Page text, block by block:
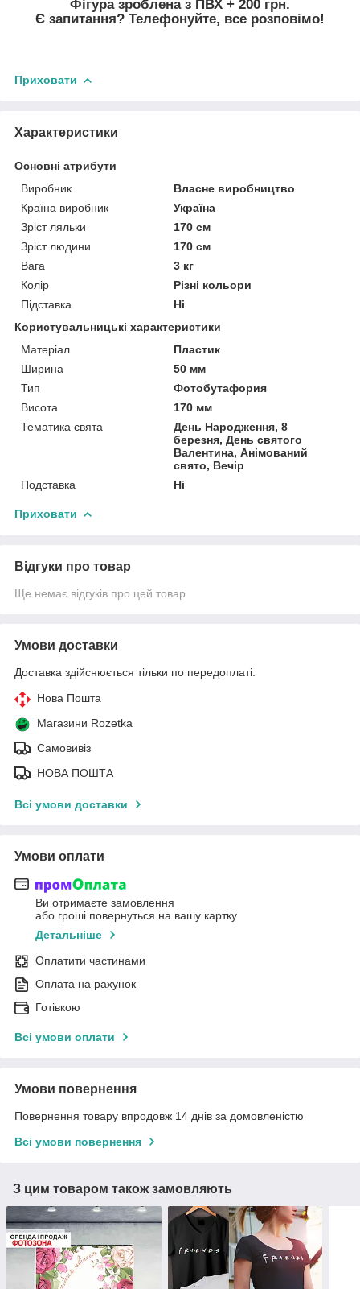
Фігура зроблена з ПВХ + 200 грн.
Є запитання? Телефонуйте, все розповімо!
Приховати
Характеристики
Основні атрибути
Виробник
Власне виробництво
Країна виробник
Україна
Зріст ляльки
170 см
Зріст людини
170 см
Вага
3 кг
Колір
Різні кольори
Підставка
Ні
Користувальницькі характеристики
Матеріал
Пластик
Ширина
50 мм
Тип
Фотобутафория
Висота
170 мм
Тематика свята
День Народження, 8
березня, День святого
Валентина, Анімований
свято, Вечір
Подставка
Ні
Приховати
Відгуки про товар
Ще немає відгуків про цей товар
Умови доставки
Доставка здійснюється тільки по передоплаті.
Нова Пошта
Магазини Rozetka
Самовивіз
НОВА ПОШТА
Всі умови доставки
Умови оплати
Ви отримаєте замовлення
або гроші повернуться на вашу картку
Детальніше
Оплатити частинами
Оплата на рахунок
Готівкою
Всі умови оплати
Умови повернення
Повернення товару впродовж 14 днів за домовленістю
Всі умови повернення
З цим товаром також замовляють